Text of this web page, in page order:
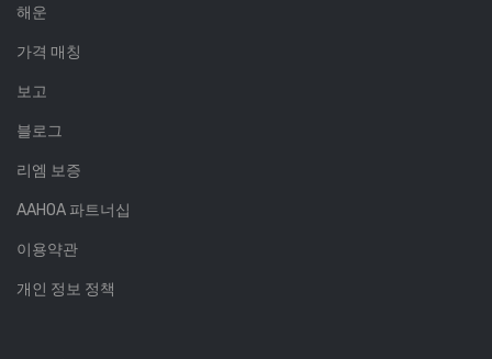
해운
가격 매칭
보고
블로그
리엠 보증
AAHOA 파트너십
이용약관
개인 정보 정책